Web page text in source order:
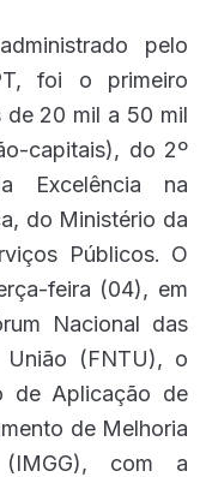
pelo
foi o primeiro
20 mil a 50 mil
capitais), do 2º
Excelência na
do Ministério da
Públicos. O
feira (04), em
Nacional das
União (FNTU), o
de Aplicação de
de Melhoria
com a